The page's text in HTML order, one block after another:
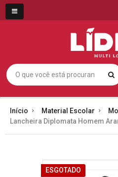
Início Material Escolar
Lancheira Diplomata Homem
ESGOTADO